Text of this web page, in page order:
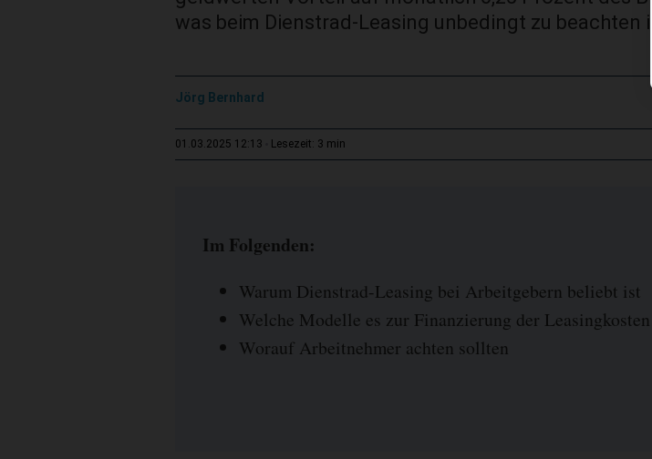
was beim Dienstrad-Leasing unbedingt zu beachten
Jörg Bernhard
01.03.2025 12:13 Lesezeit: 3 min
Im Folgenden:
Warum Dienstrad-Leasing bei Arbeitgebern beliebt ist
Welche Modelle es zur Finanzierung der
Worauf Arbeitnehmer achten sollten